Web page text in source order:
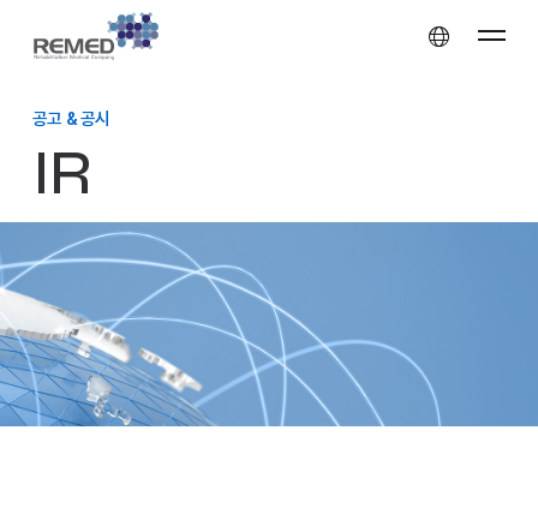
공고 & 공시
IR